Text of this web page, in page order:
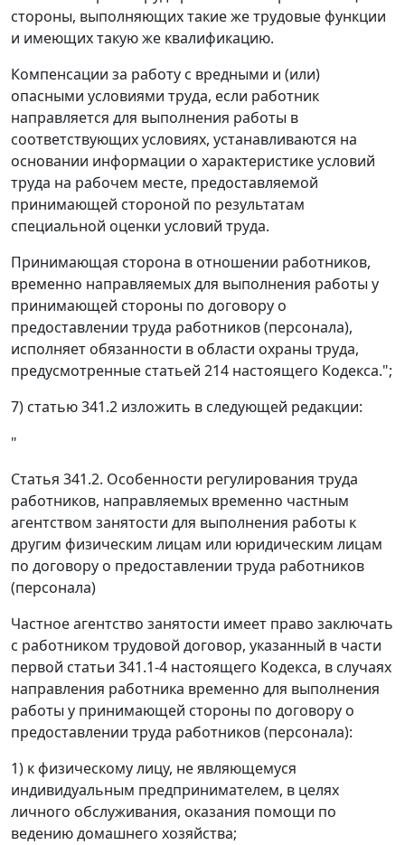
стороны, выполняющих такие же трудовые функции
и имеющих такую же квалификацию.
Компенсации за работу с вредными и (или)
опасными условиями труда, если работник
направляется для выполнения работы в
соответствующих условиях, устанавливаются на
основании информации о характеристике условий
труда на рабочем месте, предоставляемой
принимающей стороной по результатам
специальной оценки условий труда.
Принимающая сторона в отношении работников,
временно направляемых для выполнения работы у
принимающей стороны по договору о
предоставлении труда работников (персонала),
исполняет обязанности в области охраны труда,
предусмотренные статьей 214 настоящего Кодекса.";
7) статью 341.2 изложить в следующей редакции:
"
Статья 341.2. Особенности регулирования труда
работников, направляемых временно частным
агентством занятости для выполнения работы к
другим физическим лицам или юридическим лицам
по договору о предоставлении труда работников
(персонала)
Частное агентство занятости имеет право заключать
с работником трудовой договор, указанный в части
первой статьи 341.1-4 настоящего Кодекса, в случаях
направления работника временно для выполнения
работы у принимающей стороны по договору о
предоставлении труда работников (персонала):
1) к физическому лицу, не являющемуся
индивидуальным предпринимателем, в целях
личного обслуживания, оказания помощи по
ведению домашнего хозяйства;